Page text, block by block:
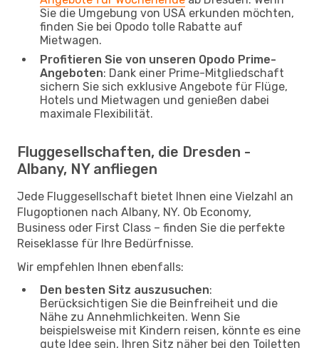
Sie die Umgebung von USA erkunden möchten,
finden Sie bei Opodo tolle Rabatte auf
Mietwagen.
Profitieren Sie von unseren Opodo Prime-
Angeboten: Dank einer Prime-Mitgliedschaft
sichern Sie sich exklusive Angebote für Flüge,
Hotels und Mietwagen und genießen dabei
maximale Flexibilität.
Fluggesellschaften, die Dresden -
Albany, NY anfliegen
Jede Fluggesellschaft bietet Ihnen eine Vielzahl an
Flugoptionen nach Albany, NY. Ob Economy,
Business oder First Class – finden Sie die perfekte
Reiseklasse für Ihre Bedürfnisse.
Wir empfehlen Ihnen ebenfalls:
Den besten Sitz auszusuchen:
Berücksichtigen Sie die Beinfreiheit und die
Nähe zu Annehmlichkeiten. Wenn Sie
beispielsweise mit Kindern reisen, könnte es eine
gute Idee sein, Ihren Sitz näher bei den Toiletten